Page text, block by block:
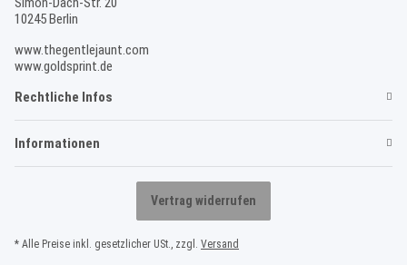
10245 Berlin
www.thegentlejaunt.com
www.goldsprint.de
Rechtliche Infos
Informationen
Vertrag widerrufen
* Alle Preise inkl. gesetzlicher USt., zzgl. Versand